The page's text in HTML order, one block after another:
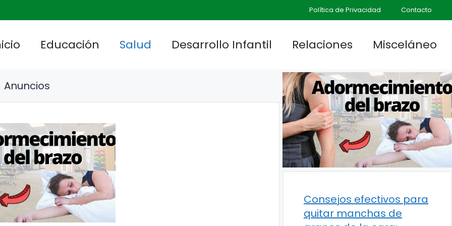
Política de Privacidad Contacto
Educación Salud Desarrollo Infantil Relaciones Misceláneo
Anuncios
Consejos efectivos para
quitar manchas de